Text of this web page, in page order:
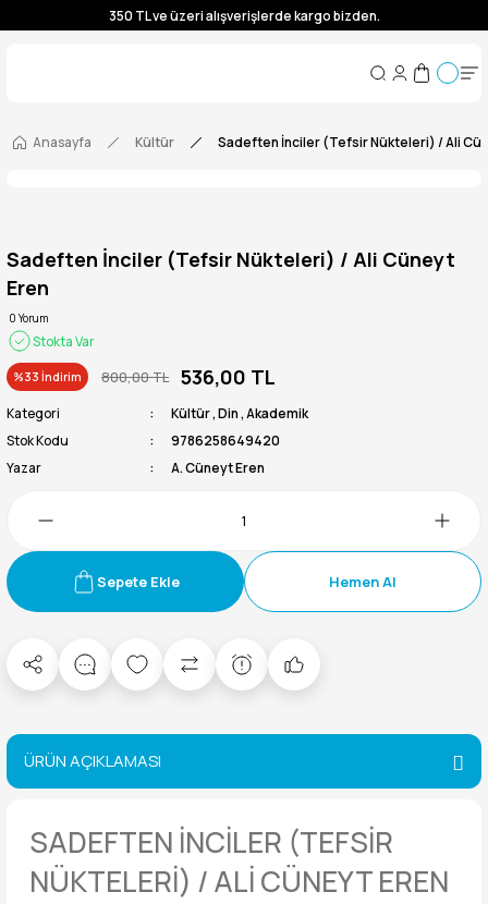
350 TL ve üzeri alışverişlerde kargo bizden.
350 TL ve üzeri alışverişlerde kargo bizden.
Anasayfa
Kültür Sadeften İnciler (Tefsir Nükteleri) / Ali
Sadeften İnciler (Tefsir Nükteleri) / Ali Cüneyt
Eren
0 Yorum
Stokta Var
%33 İndirim 800,00 TL 536,00 TL
Kategori Kültür,Din,Akademik
Stok Kodu
9786258649420
Yazar
A. Cüneyt Eren
Sepete Ekle Hemen Al
ÜRÜN AÇIKLAMASI
SADEFTEN İNCİLER (TEFSİR
NÜKTELERİ) / ALİ CÜNEYT EREN